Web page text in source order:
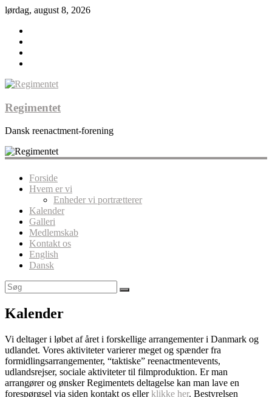
lørdag, august 8, 2026
Regimentet
Dansk reenactment-forening
Forside
Hvem er vi
Enheder vi portrætterer
Kalender
Galleri
Medlemskab
Kontakt os
English
Dansk
Kalender
Vi deltager i løbet af året i forskellige arrangementer i Danmark og
udlandet. Vores aktiviteter varierer meget og spænder fra
formidlingsarrangementer, “taktiske” reenactmentevents,
udlandsrejser, sociale aktiviteter til filmproduktion. Er man
arrangører og ønsker Regimentets deltagelse kan man lave en
forespørgsel via siden kontakt os ellerklikke her. Bestyrelsen